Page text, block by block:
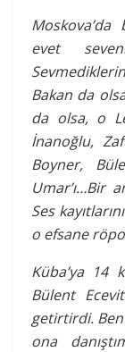
evet
Bakan da
da olsa, o
İnanoğlu,
Boyner,
Umar’ı…Bir
Ses
o efsane
Küba’ya 14
Bülent
getirtirdi.
ona